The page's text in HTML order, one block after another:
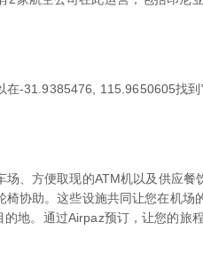
-31.9385476, 115.9650605找
、方便取现的ATM机以及供应
协助。这些设施共同让您在机场
地。通过Airpaz预订，让您的旅程